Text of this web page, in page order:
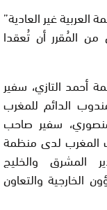
غير العادية”
من المُقرر أن تُعقدا
أحمد التازي، سفير
الدائم للمغرب
سفير صاحب
المغرب لدى منظمة
المشرق والخليج
الخارجية والتعاون